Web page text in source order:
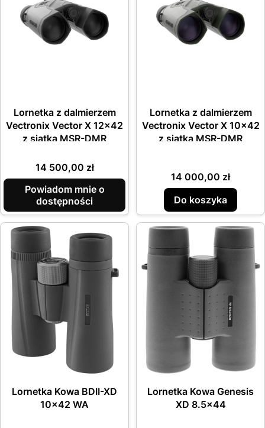
Lornetka z dalmierzem
Vectronix Vector X 12x42
z siatką MSR-DMR
Cena
14 500,00 zł
Powiadom mnie o
dostępności
Lornetka z dalmierzem
Vectronix Vector X 10x42
z siatką MSR-DMR
Cena
14 000,00 zł
Do koszyka
Lornetka Kowa BDII-XD
10x42 WA
Lornetka Kowa Genesis
XD 8.5x44